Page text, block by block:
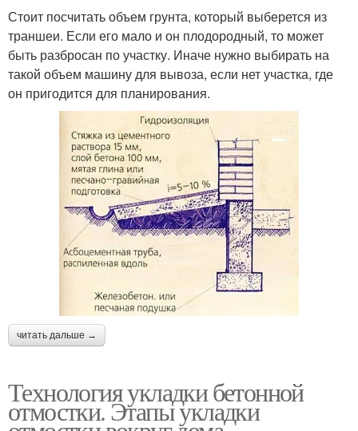
Стоит посчитать объем грунта, который выберется из
траншеи. Если его мало и он плодородный, то может
быть разбросан по участку. Иначе нужно выбирать на
такой объем машину для вывоза, если нет участка, где
он пригодится для планирования.
читать дальше →
Технология укладки бетонной
отмостки. Этапы укладки